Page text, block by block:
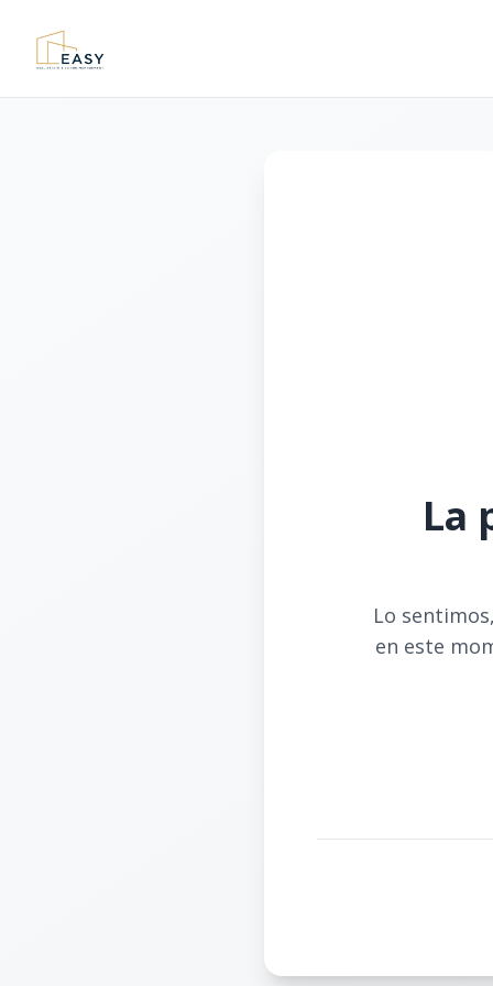
La
Lo
en este